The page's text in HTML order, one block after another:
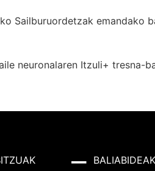
Sailburuordetzak emandako
neuronalaren Itzuli+ tresna-
BALIABIDEAK